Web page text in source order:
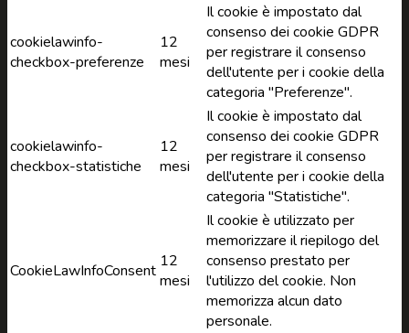
cookielawinfo-
checkbox-preferenze
12
mesi
Il cookie è impostato dal
consenso dei cookie GDPR
per registrare il consenso
dell'utente per i cookie della
categoria "Preferenze".
cookielawinfo-
checkbox-statistiche
12
mesi
Il cookie è impostato dal
consenso dei cookie GDPR
per registrare il consenso
dell'utente per i cookie della
categoria "Statistiche".
CookieLawInfoConsent 12
mesi
Il cookie è utilizzato per
memorizzare il riepilogo del
consenso prestato per
l'utilizzo del cookie. Non
memorizza alcun dato
personale.